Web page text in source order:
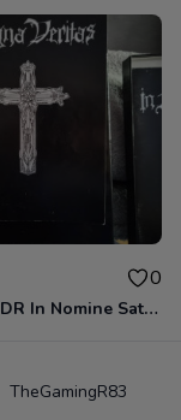
0
[RARE] JDR In Nomine Satanis / Magna Veritas – 1ère Édition BOÎTE (DOS BLANC, 1989) - CROC / Siroz
TheGamingR83